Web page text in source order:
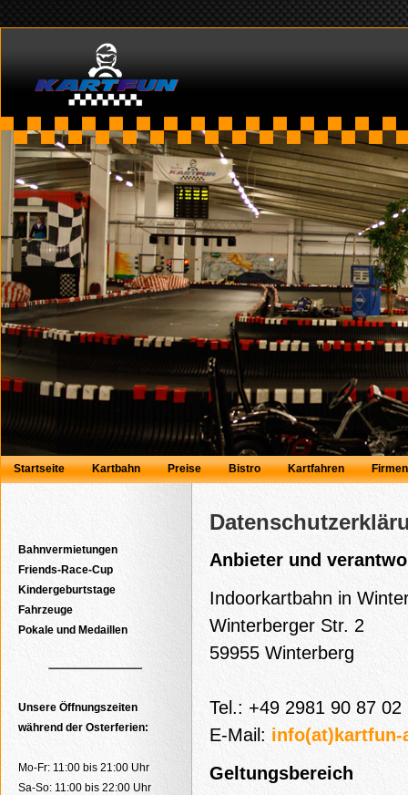
Startseite Kartbahn Preise Bistro Kartfahren
Bahnvermietungen
Friends-Race-Cup
Kindergeburtstage
Fahrzeuge
Pokale und Medaillen
Unsere Öffnungszeiten
während der Osterferien:
Mo-Fr: 11:00 bis 21:00 Uhr
Sa-So: 11:00 bis 22:00 Uhr
Anbieter und
Indoorkartbahn in
Winterberger Str. 2
59955 Winterberg
Tel.: +49 2981 90 87 02
E-Mail: info(at)kartfun-
Geltungsbereich